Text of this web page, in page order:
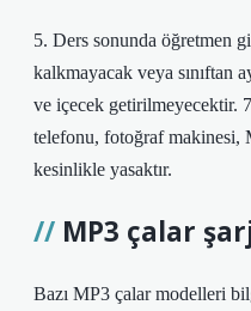
5. Ders sonunda öğretmen
kalkmayacak veya sınıftan
ve içecek getirilmeyecektir.
telefonu, fotoğraf makinesi,
kesinlikle yasaktır.
MP3 çalar
Bazı MP3 çalar modelleri